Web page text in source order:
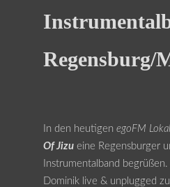
Regensburg/
In den heutigen egoFM
Of Jizueine Regensburger
Instrumentalband
Dominik live & unplugged